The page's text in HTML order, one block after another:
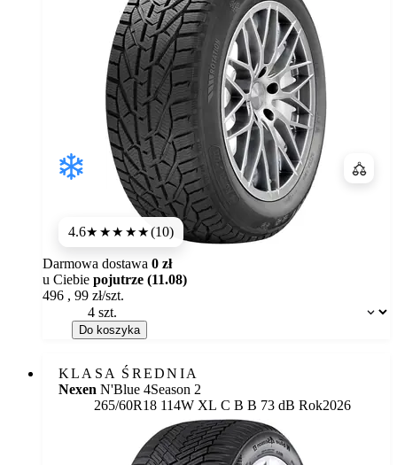
4.6★★★★★(10)
Dostępność:
Darmowa dostawa 0 zł
u Ciebie pojutrze (11.08)
496 , 99 zł/szt.
Do koszyka
KLASA ŚREDNIA
Nexen N'Blue 4Season 2
265/60R18 114W XL Etykieta:
C B B 73 dB Rok2026